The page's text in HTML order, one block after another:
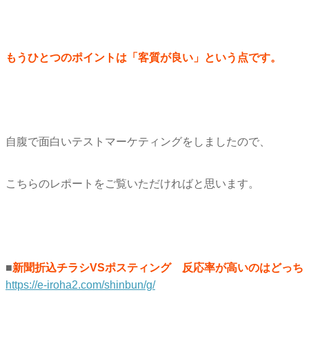
もうひとつのポイントは「客質が良い」という点です。
自腹で面白いテストマーケティングをしましたので、
こちらのレポートをご覧いただければと思います。
■新聞折込チラシVSポスティング 反応率が高いのはどっち
https://e-iroha2.com/shinbun/g/